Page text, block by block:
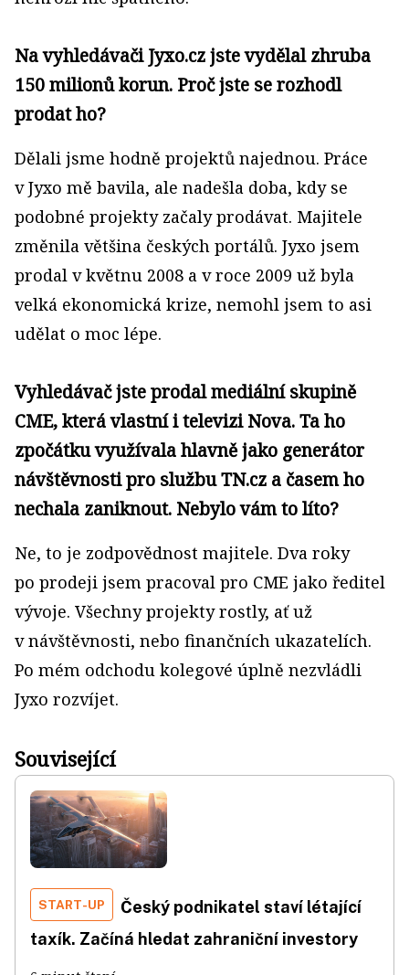
Na vyhledávači Jyxo.cz jste vydělal zhruba
150 milionů korun. Proč jste se rozhodl
prodat ho?
Dělali jsme hodně projektů najednou. Práce
v Jyxo mě bavila, ale nadešla doba, kdy se
podobné projekty začaly prodávat. Majitele
změnila většina českých portálů. Jyxo jsem
prodal v květnu 2008 a v roce 2009 už byla
velká ekonomická krize, nemohl jsem to asi
udělat o moc lépe.
Vyhledávač jste prodal mediální skupině
CME, která vlastní i televizi Nova. Ta ho
zpočátku využívala hlavně jako generátor
návštěvnosti pro službu TN.cz a časem ho
nechala zaniknout. Nebylo vám to líto?
Ne, to je zodpovědnost majitele. Dva roky
po prodeji jsem pracoval pro CME jako ředitel
vývoje. Všechny projekty rostly, ať už
v návštěvnosti, nebo finančních ukazatelích.
Po mém odchodu kolegové úplně nezvládli
Jyxo rozvíjet.
Související
START-UP
Český podnikatel staví létající
taxík. Začíná hledat zahraniční investory